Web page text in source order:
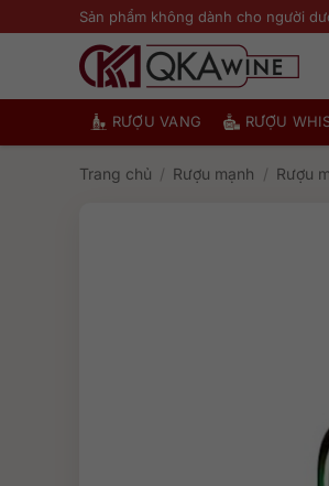
qua
Sản phẩm không dành cho người
RƯỢU VANG RƯỢU
Trang chủ / Rượu mạnh / Rượu